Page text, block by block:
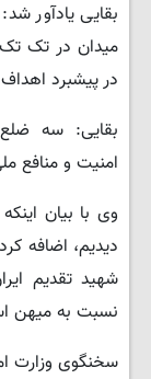
بقایی یادآور
میدان در تک تک
در پیشبرد
بقایی: سه ضلع
امنیت و منافع
شهید تقدیم
نسبت به میهن
سخنگوی وزارت